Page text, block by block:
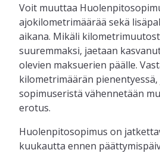
Voit muuttaa
ajokilometrimäärää sekä
aikana. Mikäli
suuremmaksi, jaetaan
olevien maksuerien päälle.
kilometrimäärän
sopimuseristä vähennetään
erotus.
Huolenpitosopimus on
kuukautta ennen